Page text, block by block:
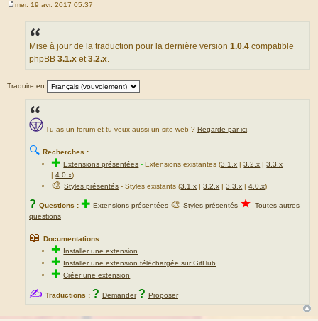
mer. 19 avr. 2017 05:37
Mise à jour de la traduction pour la dernière version 1.0.4 compatible
phpBB 3.1.x et3.2.x.
Traduire en
Tu as un forum et tu veux aussi un site web ? Regarde par ici
🔍 Recherches :
✚Extensions présentées -Extensions existantes (3.1.x |3.2.x |3.3.x
|4.0.x)
🎨Styles présentés - Styles existants (3.1.x |3.2.x |3.3.x |4.0.x)
? Questions : ✚ Extensions présentées 🎨 Styles présentés ★ Toutes autres
questions
📖 Documentations :
✚ Installer une extension
✚ Installer une extension téléchargée sur GitHub
✚Créer une extension
✍ Traductions : ? Demander ? Proposer